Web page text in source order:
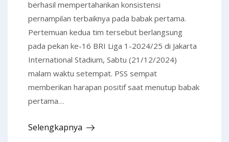
berhasil mempertahankan konsistensi
pernampilan terbaiknya pada babak pertama.
Pertemuan kedua tim tersebut berlangsung
pada pekan ke-16 BRI Liga 1-2024/25 di Jakarta
International Stadium, Sabtu (21/12/2024)
malam waktu setempat. PSS sempat
memberikan harapan positif saat menutup babak
pertama…
Selengkapnya